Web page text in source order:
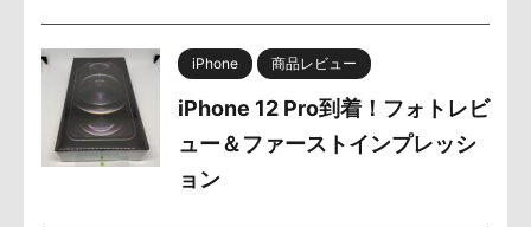
iPhone 商品レビュー
iPhone 12 Pro到着！フォトレビ
ュー＆ファーストインプレッシ
ョン